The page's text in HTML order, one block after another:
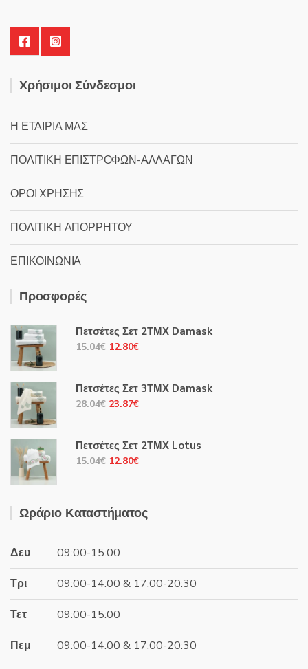
Χρήσιμοι Σύνδεσμοι
Η ΕΤΑΙΡΙΑ ΜΑΣ
ΠΟΛΙΤΙΚΗ ΕΠΙΣΤΡΟΦΩΝ-ΑΛΛΑΓΩΝ
ΟΡΟΙ ΧΡΗΣΗΣ
ΠΟΛΙΤΙΚΗ ΑΠΟΡΡΗΤΟΥ
ΕΠΙΚΟΙΝΩΝΙΑ
Προσφορές
Πετσέτες Σετ 2ΤΜΧ Damask
15.04€ Original
15.04€.
12.80€Η
είναι:
12.80€.
Πετσέτες Σετ 3ΤΜΧ Damask
28.04€ Original
28.04€.
23.87€Η
είναι:
23.87€.
Πετσέτες Σετ 2ΤΜΧ Lotus
15.04€ Original
15.04€.
12.80€Η
είναι:
Ωράριο Καταστήματος
Δευ 09:00-15:00
Τρι 09:00-14:00 & 17:00-20:30
Τετ 09:00-15:00
Πεμ 09:00-14:00 & 17:00-20:30